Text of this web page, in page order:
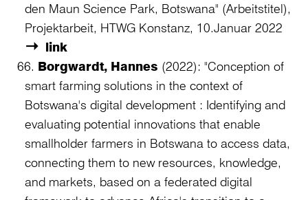
den Maun Science Park, Botswana" (Arbeitstitel),
Projektarbeit, HTWG Konstanz, 10.Januar 2022
link
Borgwardt, Hannes (2022): "Conception of
smart farming solutions in the context of
Botswana's digital development : Identifying and
evaluating potential innovations that enable
smallholder farmers in Botswana to access data,
connecting them to new resources, knowledge,
and markets, based on a federated digital